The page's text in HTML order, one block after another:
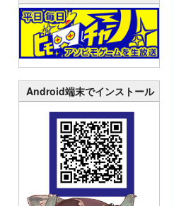
Android端末でインストール